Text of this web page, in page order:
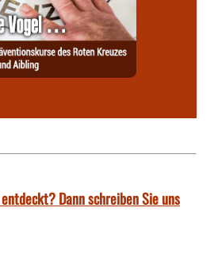
Dann schreiben Sie uns